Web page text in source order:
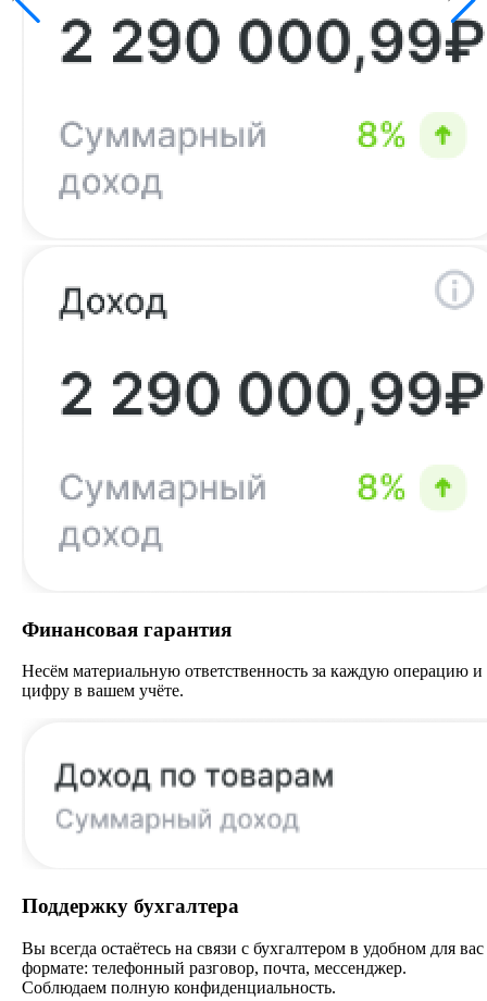
Финансовая гарантия
Несём материальную ответственность за каждую операцию и
цифру в вашем учёте.
Поддержку бухгалтера
Вы всегда остаётесь на связи с бухгалтером в удобном для вас
формате: телефонный разговор, почта, мессенджер.
Соблюдаем полную конфиденциальность.